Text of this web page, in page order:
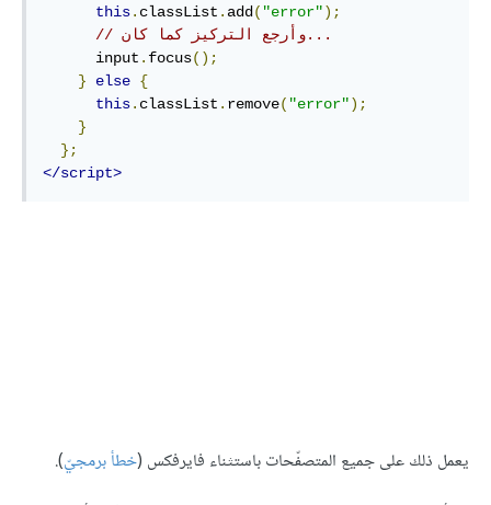
this. classList . add( "error");
// وأرجع التركيز كما كان...
      input
. focus();
}
else {
this. classList . remove( "error");
}
};
</script>
يعمل ذلك على جميع المتصفّحات باستثناء فايرفكس (خطأ برمجيّ).